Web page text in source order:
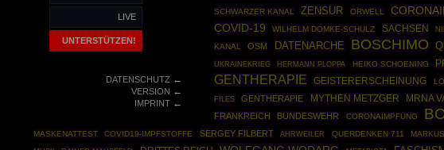
LIVE
UNTERSTÜTZEN!
DATENSCHUTZ←
VERSION ←
IMPRINT←
SCHWARZER KANAL ZENSUR ORWELL
COVID-19 WILHELM DOMKE-SCHULZ SACHSEN
KANAL
OSM DATENARCHE BOSCHIMO
UKRAINEKRIEG HERMANN PLOPPA HEIKO SCHOENING
GENTHERAPIE
GEISTERERSCHEINUNG
FILES
GENTHERAPIE MYTHEN METZGER MRNA
FRANKREICH BUNDESWEHR CORONAIMPFUNG
MASKENATTEST COVID19-IMPFSTOFFE SERGEY FILBERT AHRWEILER QUERDENKEN 711